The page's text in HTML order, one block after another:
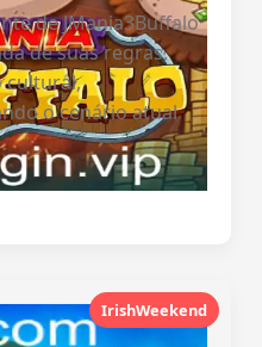
de JMania3Buffalo
de suas regras,
cultural,
o cenário atual
IrishWeekend